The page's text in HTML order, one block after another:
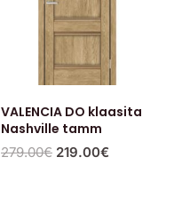
VALENCIA DO klaasita
Nashville tamm
279.00€ 219.00€